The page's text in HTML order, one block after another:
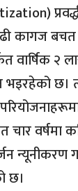
कागज
वार्षिक २
भइरहेको छ।
वर्षमा
न्यूनीकरण
छ।